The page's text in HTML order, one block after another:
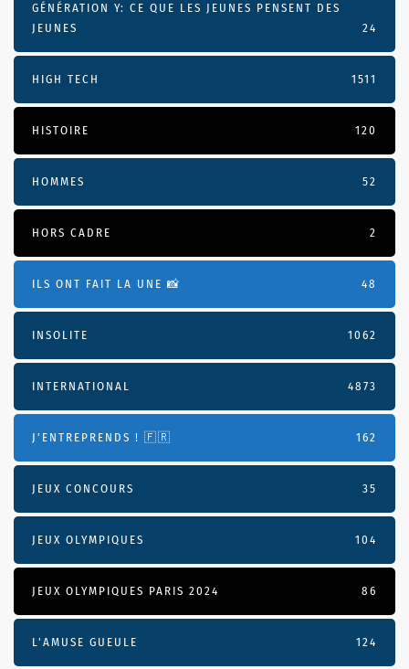
GÉNÉRATION Y: CE QUE LES JEUNES PENSENT DES
JEUNES
24
HIGH TECH 1511
HISTOIRE 120
HOMMES 52
HORS CADRE 2
ILS ONT FAIT LA UNE 📸 48
INSOLITE 1062
INTERNATIONAL 4873
J'ENTREPRENDS ! 🇫🇷 162
JEUX CONCOURS 35
JEUX OLYMPIQUES 104
JEUX OLYMPIQUES PARIS 2024 86
L'AMUSE GUEULE 124